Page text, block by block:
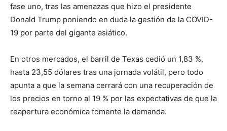
fase uno, tras las amenazas que hizo el presidente
Donald Trump poniendo en duda la gestión de la COVID-
19 por parte del gigante asiático.
En otros mercados, el barril de Texas cedió un 1,83 %,
hasta 23,55 dólares tras una jornada volátil, pero todo
apunta a que la semana cerrará con una recuperación de
los precios en torno al 19 % por las expectativas de que la
reapertura económica fomente la demanda.